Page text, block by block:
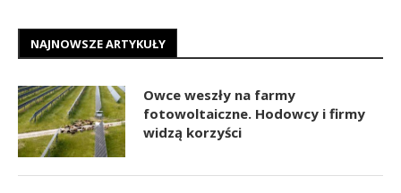
NAJNOWSZE ARTYKUŁY
Owce weszły na farmy
fotowoltaiczne. Hodowcy i firmy
widzą korzyści